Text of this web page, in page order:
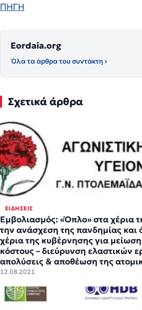
ΠΗΓΗ
Eordaia.org
Όλα τα άρθρα του συντάκτη ›
Σχετικά άρθρα
ΕΙΔΉΣΕΙΣ
Εμβολιασμός: «Όπλο» στα χέρια
την ανάσχεση της πανδημίας και
χέρια της κυβέρνησης για
κόστους – διεύρυνση ελαστικών
απολύσεις & αποθέωση της
12.08.2021